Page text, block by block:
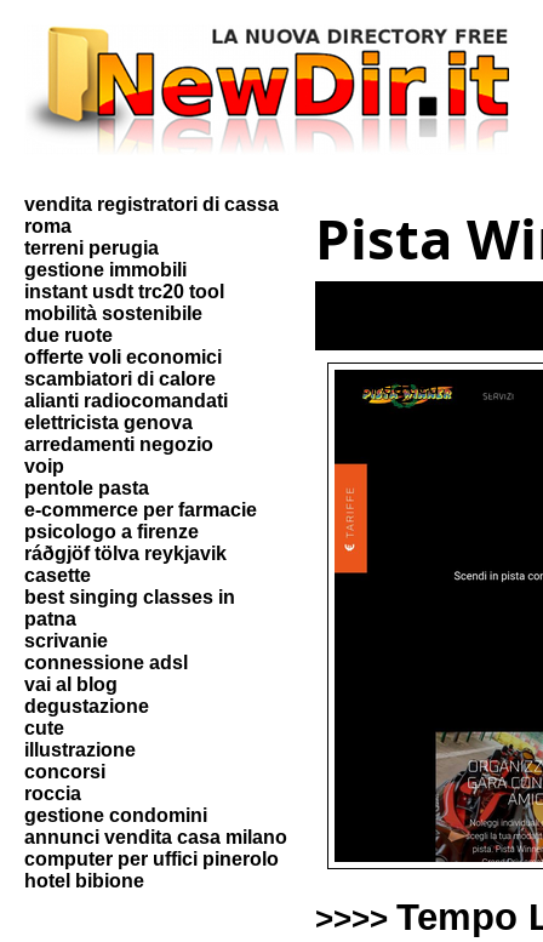
vendita registratori di cassa
roma
terreni perugia
gestione immobili
instant usdt trc20 tool
mobilità sostenibile
due ruote
offerte voli economici
scambiatori di calore
alianti radiocomandati
elettricista genova
arredamenti negozio
voip
pentole pasta
e-commerce per farmacie
psicologo a firenze
ráðgjöf tölva reykjavik
casette
best singing classes in
patna
scrivanie
connessione adsl
vai al blog
degustazione
cute
illustrazione
concorsi
roccia
gestione condomini
annunci vendita casa milano
computer per uffici pinerolo
hotel bibione
Pista
>>>> Tempo